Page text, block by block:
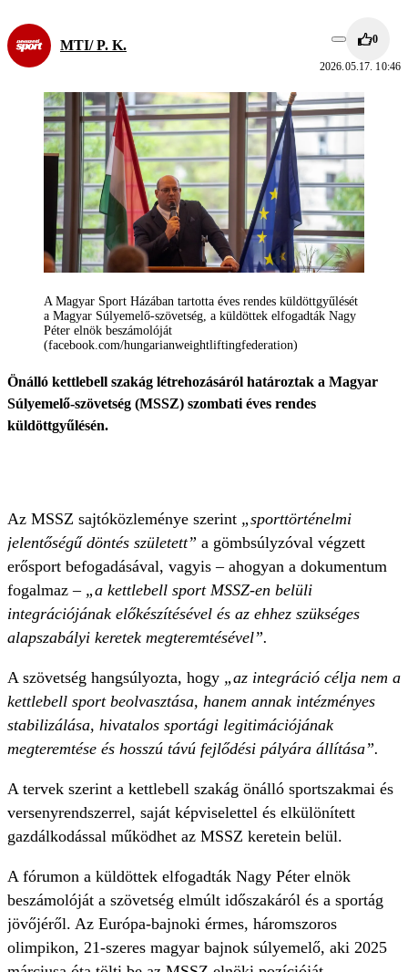
MTI/ P. K. 0
2026.05.17. 10:46
A Magyar Sport Házában tartotta éves rendes küldöttgyűlését
a Magyar Súlyemelő-szövetség, a küldöttek elfogadták Nagy
Péter elnök beszámolóját
(facebook.com/hungarianweightliftingfederation)
Önálló kettlebell szakág létrehozásáról határoztak a Magyar
Súlyemelő-szövetség (MSSZ) szombati éves rendes
küldöttgyűlésén.
Az MSSZ sajtóközleménye szerint „sporttörténelmi
jelentőségű döntés született” a gömbsúlyzóval végzett
erősport befogadásával, vagyis – ahogyan a dokumentum
fogalmaz –„a kettlebell sport MSSZ-en belüli
integrációjának előkészítésével és az ehhez szükséges
alapszabályi keretek megteremtésével”.
A szövetség hangsúlyozta, hogy „az integráció célja nem a
kettlebell sport beolvasztása, hanem annak intézményes
stabilizálása, hivatalos sportági legitimációjának
megteremtése és hosszú távú fejlődési pályára állítása”.
A tervek szerint a kettlebell szakág önálló sportszakmai és
versenyrendszerrel, saját képviselettel és elkülönített
gazdálkodással működhet az MSSZ keretein belül.
A fórumon a küldöttek elfogadták Nagy Péter elnök
beszámolóját a szövetség elmúlt időszakáról és a sportág
jövőjéről. Az Európa-bajnoki érmes, háromszoros
olimpikon, 21-szeres magyar bajnok súlyemelő, aki 2025